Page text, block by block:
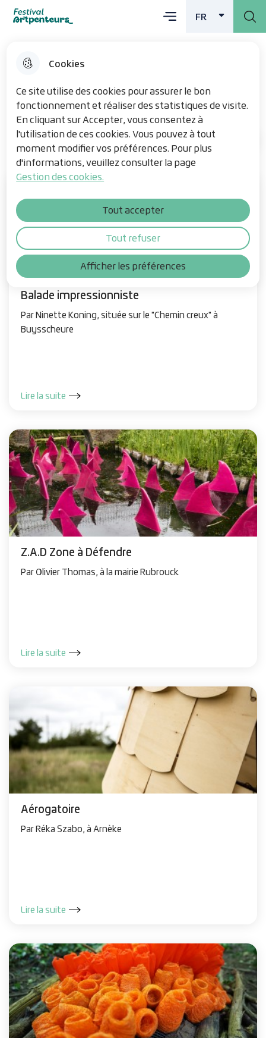
Cookies
Ce site utilise des cookies pour assurer le bon
fonctionnement et réaliser des statistiques de visite.
En cliquant sur Accepter, vous consentez à
l'utilisation de ces cookies. Vous pouvez à tout
moment modifier vos préférences. Pour plus
d'informations, veuillez consulter la page
Gestion des cookies.
Afficher les préférences
Tout accepter
Tout refuser
Aller
au
Aller au
contenu
Consulter
le plan du
Festival Artpenteurs FR
FRANÇAIS
Menu
Les œuvres
Accueil Les œuvres
Balade impressionniste
Par Ninette Koning, située sur le "Chemin creux" à
Buysscheure
Lire la suite
Z.A.D Zone à Défendre
Par Olivier Thomas, à la mairie Rubrouck
Lire la suite
Aérogatoire
Par Réka Szabo, à Arnèke
Lire la suite